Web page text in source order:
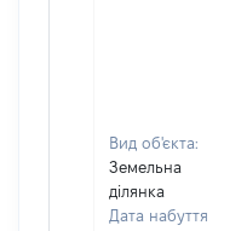
Вид об'єкта:
Земельна
ділянка
Дата набуття